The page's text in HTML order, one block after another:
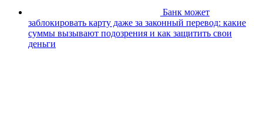
Банк может
заблокировать карту даже за законный перевод: какие
суммы вызывают подозрения и как защитить свои
деньги